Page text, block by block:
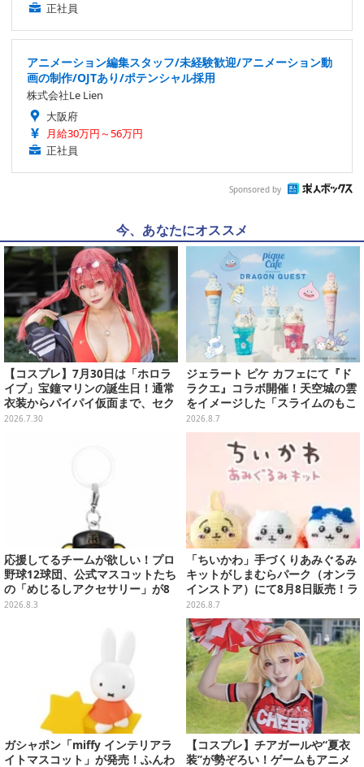
正社員
アニメーション編集スタッフ/未経験歓迎/アニメーション動
画の制作/OJTあり/ポテンシャル採用
株式会社Le Lien
大阪府
月給30万円～56万円
正社員
Sponsored by
今、あなたにオススメ
【コスプレ】7月30日は「ホロラ
イブ」宝鐘マリンの誕生日！通常
衣装からパイパイ仮面まで、セク
シーで可愛い美女レイヤーまとめ
2026.7.30
ジェラート ピケ カフェにて『ド
ラクエ』コラボ開催！天空城の雲
をイメージした「スライムのもこ
もこ天空クレープ」などを提供
2026.8.7
応援してるチームが欲しい！プロ
野球12球団、公式マスコットたち
の「めじるしアクセサリー」が8
月第2週より再販
2026.8.3
「ちいかわ」手づくりあみぐるみ
キットがしまむらパーク（オンラ
インストア）にて8月8日販売！ラ
インナップ全3種、初心者向きの
編み方で作れちゃう
2026.8.7
ガシャポン「miffy インテリアラ
イトマスコット」が発売！ふんわ
【コスプレ】チアガールや“夏衣
装”が勢ぞろい！ゲームもアニメ